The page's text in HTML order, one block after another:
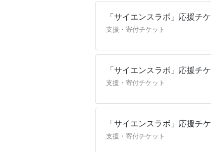
「サイエンスラボ」応援チ
支援・寄付チケット
「サイエンスラボ」応援チ
支援・寄付チケット
「サイエンスラボ」応援チ
支援・寄付チケット